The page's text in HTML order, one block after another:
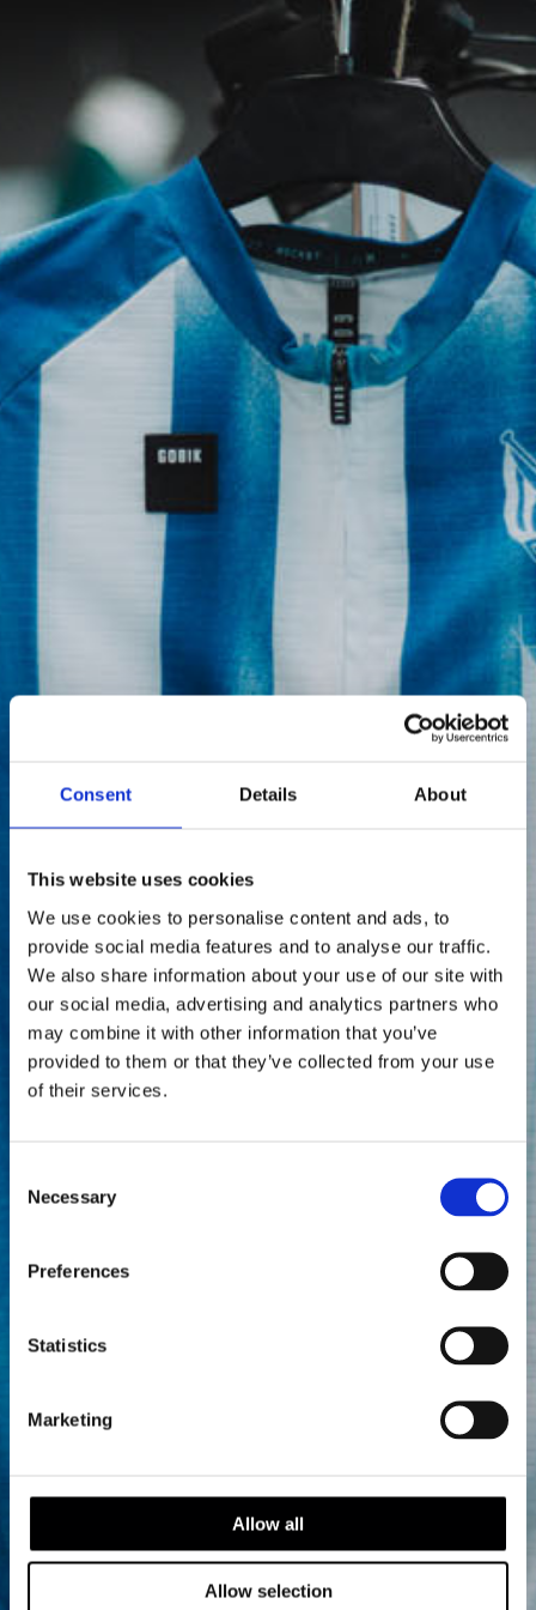
Consent Details About
This website uses cookies
We use cookies to personalise content and ads, to
provide social media features and to analyse our traffic.
We also share information about your use of our site with
our social media, advertising and analytics partners who
may combine it with other information that you’ve
provided to them or that they’ve collected from your use
of their services.
Selection
Necessary
Preferences
Statistics
Marketing
Allow all
Allow selection